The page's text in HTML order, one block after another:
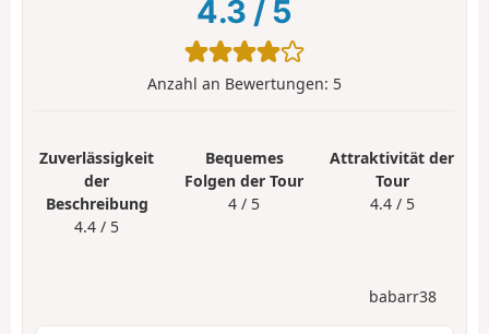
4.3 / 5
Anzahl an Bewertungen: 5
Zuverlässigkeit
der
Beschreibung
4.4 / 5
Bequemes
Folgen der Tour
4 / 5
Attraktivität der
Tour
4.4 / 5
babarr38